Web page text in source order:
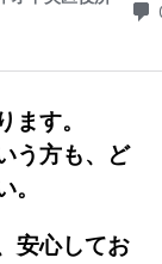
ます。
う方も、
ど
。
安心してお